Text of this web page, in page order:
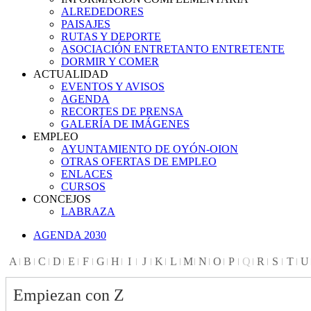
ALREDEDORES
PAISAJES
RUTAS Y DEPORTE
ASOCIACIÓN ENTRETANTO ENTRETENTE
DORMIR Y COMER
ACTUALIDAD
EVENTOS Y AVISOS
AGENDA
RECORTES DE PRENSA
GALERÍA DE IMÁGENES
EMPLEO
AYUNTAMIENTO DE OYÓN-OION
OTRAS OFERTAS DE EMPLEO
ENLACES
CURSOS
CONCEJOS
LABRAZA
AGENDA 2030
A B C D E F G H I J K L M N O P Q R S T U
Empiezan con Z